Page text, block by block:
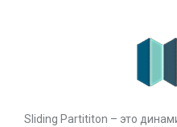
Sliding Partititon – это